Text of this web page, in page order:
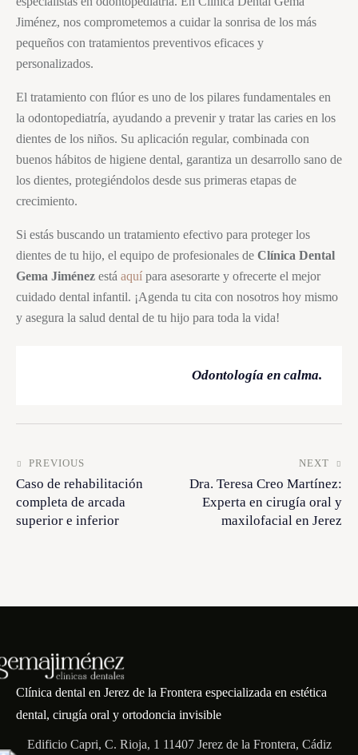
Jiménez, nos comprometemos a cuidar la sonrisa de los más
pequeños con tratamientos preventivos eficaces y
personalizados.
El tratamiento con flúor es uno de los pilares fundamentales en
la odontopediatría, ayudando a prevenir y tratar las caries en los
dientes de los niños. Su aplicación regular, combinada con
buenos hábitos de higiene dental, garantiza un desarrollo sano de
los dientes, protegiéndolos desde sus primeras etapas de
crecimiento.
Si estás buscando un tratamiento efectivo para proteger los
dientes de tu hijo, el equipo de profesionales de Clínica Dental
Gema Jiménez está aquí para asesorarte y ofrecerte el mejor
cuidado dental infantil. ¡Agenda tu cita con nosotros hoy mismo
y asegura la salud dental de tu hijo para toda la vida!
Odontología en calma.
PREVIOUS
Caso de rehabilitación
completa de arcada
superior e inferior
NEXT
Dra. Teresa Creo Martínez:
Experta en cirugía oral y
maxilofacial en Jerez
Clínica dental en Jerez de la Frontera especializada en estética
dental, cirugía oral y ortodoncia invisible
Edificio Capri, C. Rioja, 1 11407 Jerez de la Frontera, Cádiz